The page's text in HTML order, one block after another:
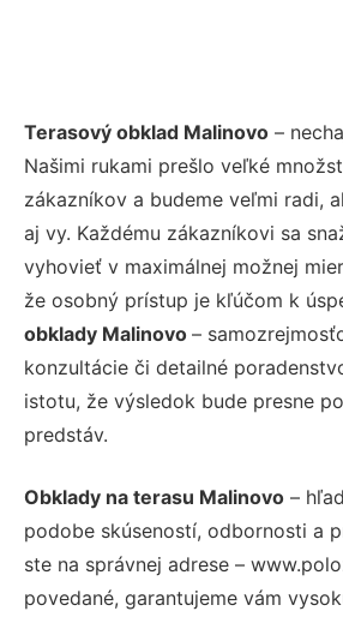
Terasový obklad Malinovo –
Našimi rukami prešlo veľké
zákazníkov a budeme veľmi radi,
aj vy. Každému zákazníkovi sa
vyhovieť v maximálnej možnej
že osobný prístup je kľúčom k
obklady Malinovo –
konzultácie či detailné
istotu, že výsledok bude presne
predstáv.
Obklady na terasu Malinovo –
podobe skúseností, odbornosti a
ste na správnej adrese –
povedané, garantujeme vám